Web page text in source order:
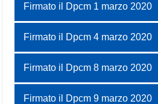
Firmato il Dpcm 1 marzo 2020
Firmato il Dpcm 4 marzo 2020
Firmato il Dpcm 8 marzo 2020
Firmato il Dpcm 9 marzo 2020